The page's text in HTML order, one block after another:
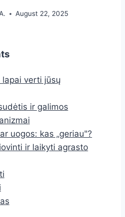
August 22, 2025
lapai verti jūsų
ir galimos
uogos: kas „geriau"?
ir laikyti agrasto